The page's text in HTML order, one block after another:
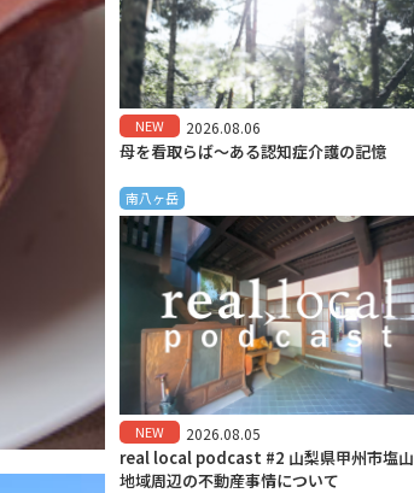
NEW 2026.08.06
母を看取らば～ある認知症介護の記憶
南八ヶ岳
NEW 2026.08.05
real local podcast #2 山梨県甲州市塩山
地域周辺の不動産事情について